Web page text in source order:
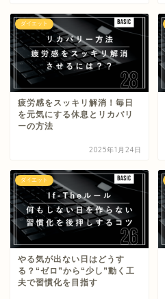
ダイエット
疲労感をスッキリ解消！毎日
を元気にする休息とリカバリ
ーの方法
2025年1月24日
ダイエット
やる気が出ない日はどうす
る？“ゼロ”から“少し”動く工
夫で習慣化を目指す